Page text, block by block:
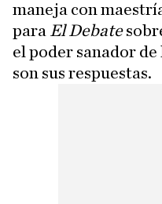
maneja con
para El Debate
el poder sanador
son sus respuestas.